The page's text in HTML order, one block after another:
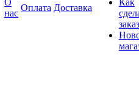
О
нас
Оплата Доставка
Как
заказ